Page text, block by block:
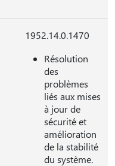
1952.14.0.1470
Résolution
des
problèmes
liés aux mises
à jour de
sécurité et
amélioration
de la stabilité
du système.